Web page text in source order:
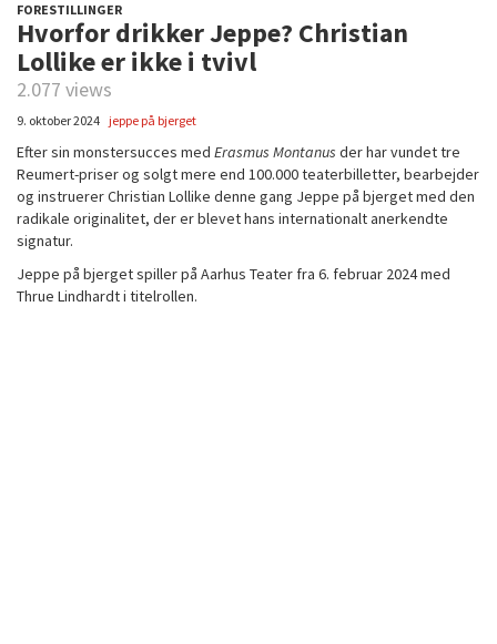
FORESTILLINGER
Hvorfor drikker Jeppe? Christian
Lollike er ikke i tvivl
2.077 views
9. oktober 2024 jeppe på bjerget
Efter sin monstersucces med Erasmus Montanus der har vundet tre
Reumert-priser og solgt mere end 100.000 teaterbilletter, bearbejder
og instruerer Christian Lollike denne gang Jeppe på bjerget med den
radikale originalitet, der er blevet hans internationalt anerkendte
signatur.
Jeppe på bjerget spiller på Aarhus Teater fra 6. februar 2024 med
Thrue Lindhardt i titelrollen.